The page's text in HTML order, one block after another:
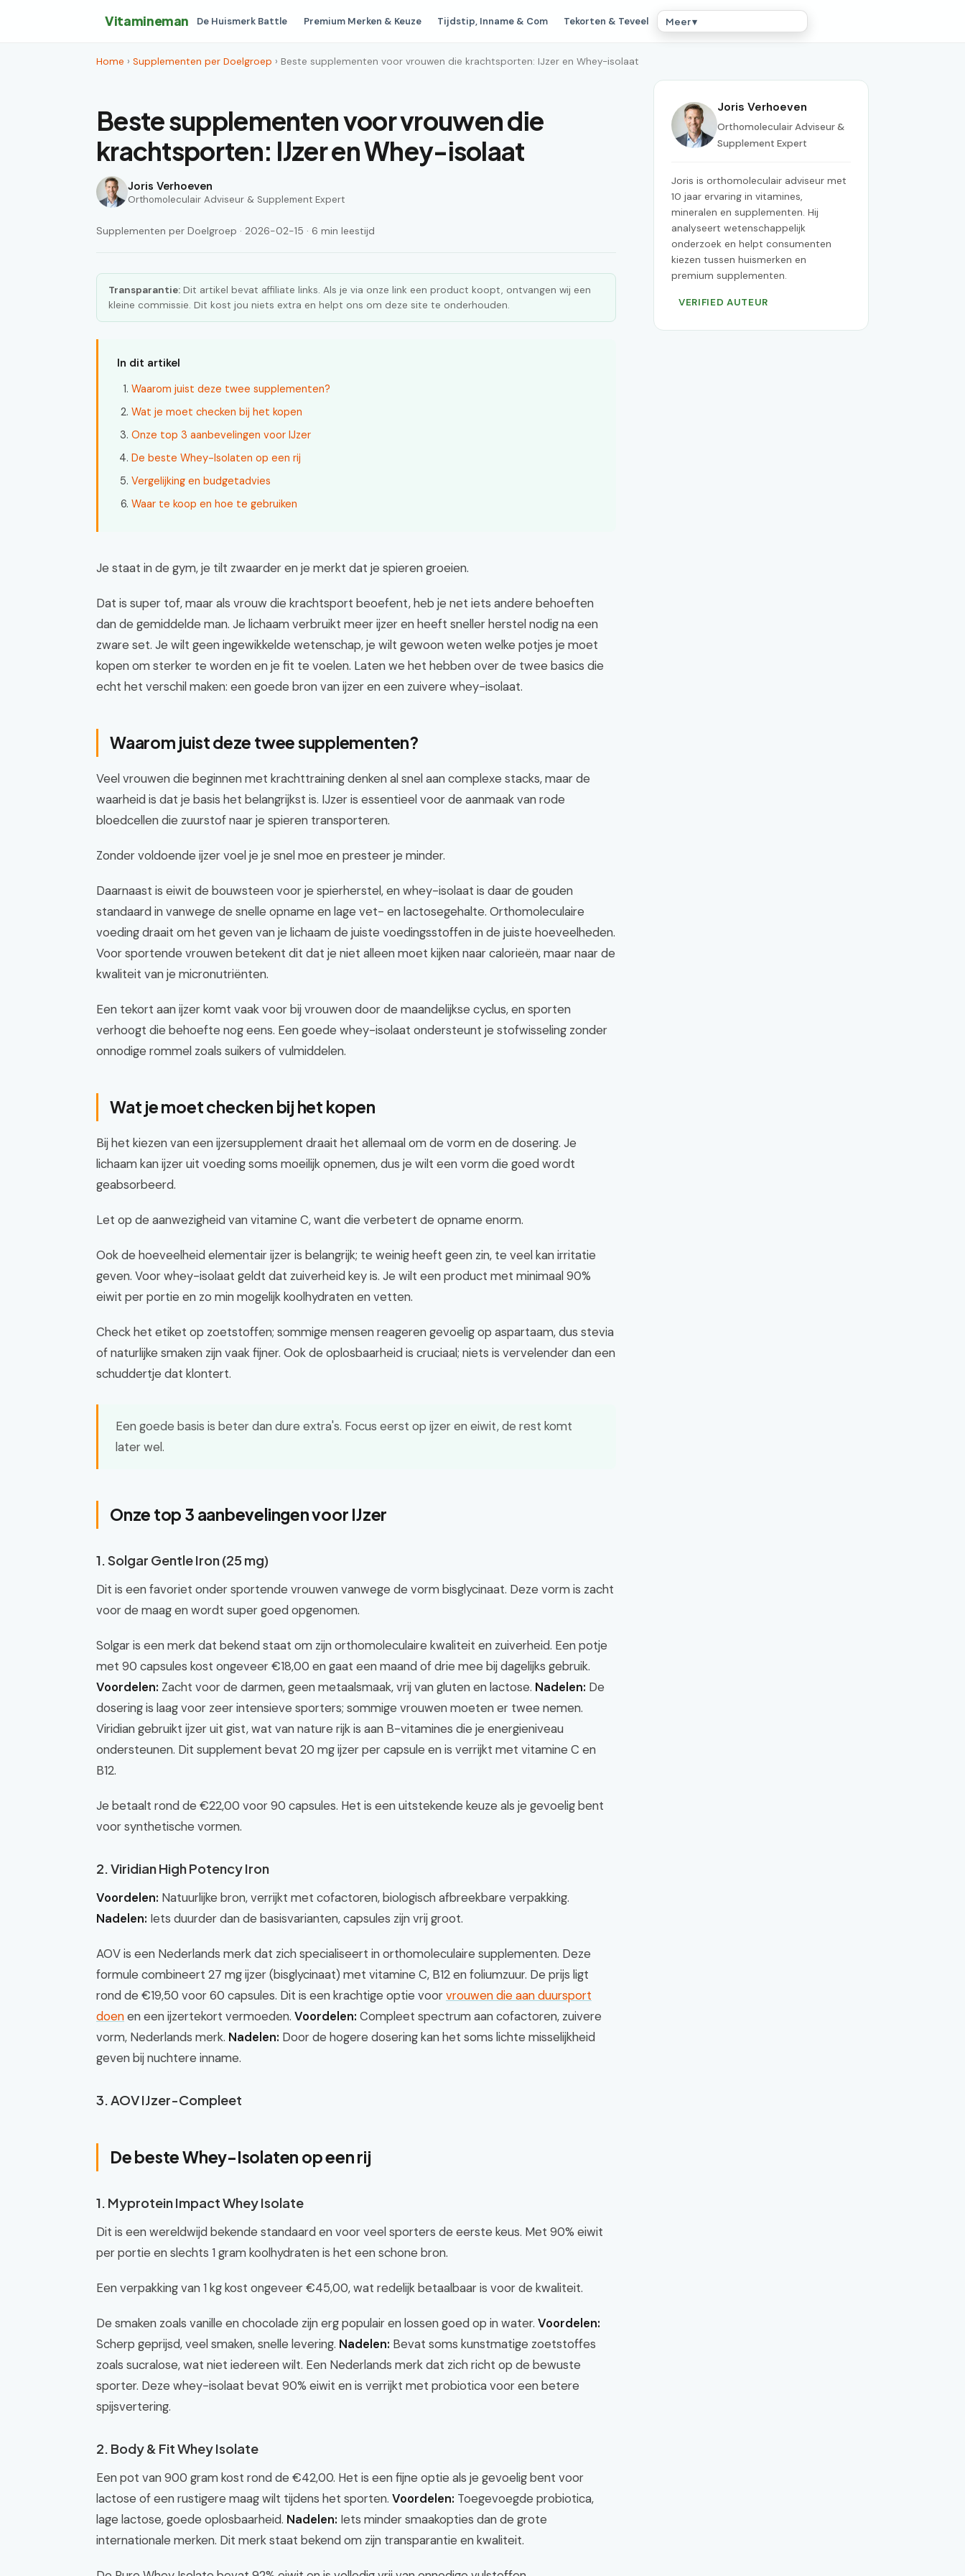
Vitamineman De Huismerk Battle Premium Merken & Keuze Tijdstip, Inname & Com Tekorten & Teveel Meer ▾
Home › Supplementen per Doelgroep › Beste supplementen voor vrouwen die krachtsporten: IJzer en Whey-isolaat
Beste supplementen voor vrouwen die
krachtsporten: IJzer en Whey-isolaat
Joris Verhoeven
Orthomoleculair Adviseur & Supplement Expert
Supplementen per Doelgroep · 2026-02-15 · 6 min leestijd
Transparantie: Dit artikel bevat affiliate links. Als je via onze link een product koopt, ontvangen wij een
kleine commissie. Dit kost jou niets extra en helpt ons om deze site te onderhouden.
In dit artikel
Waarom juist deze twee supplementen?
Wat je moet checken bij het kopen
Onze top 3 aanbevelingen voor IJzer
De beste Whey-Isolaten op een rij
Vergelijking en budgetadvies
Waar te koop en hoe te gebruiken
Je staat in de gym, je tilt zwaarder en je merkt dat je spieren groeien.
Dat is super tof, maar als vrouw die krachtsport beoefent, heb je net iets andere behoeften
dan de gemiddelde man. Je lichaam verbruikt meer ijzer en heeft sneller herstel nodig na een
zware set. Je wilt geen ingewikkelde wetenschap, je wilt gewoon weten welke potjes je moet
kopen om sterker te worden en je fit te voelen. Laten we het hebben over de twee basics die
echt het verschil maken: een goede bron van ijzer en een zuivere whey-isolaat.
Waarom juist deze twee supplementen?
Veel vrouwen die beginnen met krachttraining denken al snel aan complexe stacks, maar de
waarheid is dat je basis het belangrijkst is. IJzer is essentieel voor de aanmaak van rode
bloedcellen die zuurstof naar je spieren transporteren.
Zonder voldoende ijzer voel je je snel moe en presteer je minder.
Daarnaast is eiwit de bouwsteen voor je spierherstel, en whey-isolaat is daar de gouden
standaard in vanwege de snelle opname en lage vet- en lactosegehalte. Orthomoleculaire
voeding draait om het geven van je lichaam de juiste voedingsstoffen in de juiste hoeveelheden.
Voor sportende vrouwen betekent dit dat je niet alleen moet kijken naar calorieën, maar naar de
kwaliteit van je micronutriënten.
Een tekort aan ijzer komt vaak voor bij vrouwen door de maandelijkse cyclus, en sporten
verhoogt die behoefte nog eens. Een goede whey-isolaat ondersteunt je stofwisseling zonder
onnodige rommel zoals suikers of vulmiddelen.
Wat je moet checken bij het kopen
Bij het kiezen van een ijzersupplement draait het allemaal om de vorm en de dosering. Je
lichaam kan ijzer uit voeding soms moeilijk opnemen, dus je wilt een vorm die goed wordt
geabsorbeerd.
Let op de aanwezigheid van vitamine C, want die verbetert de opname enorm.
Ook de hoeveelheid elementair ijzer is belangrijk; te weinig heeft geen zin, te veel kan irritatie
geven. Voor whey-isolaat geldt dat zuiverheid key is. Je wilt een product met minimaal 90%
eiwit per portie en zo min mogelijk koolhydraten en vetten.
Check het etiket op zoetstoffen; sommige mensen reageren gevoelig op aspartaam, dus stevia
of naturlijke smaken zijn vaak fijner. Ook de oplosbaarheid is cruciaal; niets is vervelender dan een
schuddertje dat klontert.
Een goede basis is beter dan dure extra's. Focus eerst op ijzer en eiwit, de rest komt
later wel.
Onze top 3 aanbevelingen voor IJzer
1. Solgar Gentle Iron (25 mg)
Dit is een favoriet onder sportende vrouwen vanwege de vorm bisglycinaat. Deze vorm is zacht
voor de maag en wordt super goed opgenomen.
Solgar is een merk dat bekend staat om zijn orthomoleculaire kwaliteit en zuiverheid. Een potje
met 90 capsules kost ongeveer €18,00 en gaat een maand of drie mee bij dagelijks gebruik.
Voordelen: Zacht voor de darmen, geen metaalsmaak, vrij van gluten en lactose. Nadelen: De
dosering is laag voor zeer intensieve sporters; sommige vrouwen moeten er twee nemen.
Viridian gebruikt ijzer uit gist, wat van nature rijk is aan B-vitamines die je energieniveau
ondersteunen. Dit supplement bevat 20 mg ijzer per capsule en is verrijkt met vitamine C en
B12.
Je betaalt rond de €22,00 voor 90 capsules. Het is een uitstekende keuze als je gevoelig bent
voor synthetische vormen.
2. Viridian High Potency Iron
Voordelen: Natuurlijke bron, verrijkt met cofactoren, biologisch afbreekbare verpakking.
Nadelen: Iets duurder dan de basisvarianten, capsules zijn vrij groot.
AOV is een Nederlands merk dat zich specialiseert in orthomoleculaire supplementen. Deze
formule combineert 27 mg ijzer (bisglycinaat) met vitamine C, B12 en foliumzuur. De prijs ligt
rond de €19,50 voor 60 capsules. Dit is een krachtige optie voorvrouwen die aan duursport
doenen een ijzertekort vermoeden. Voordelen: Compleet spectrum aan cofactoren, zuivere
vorm, Nederlands merk. Nadelen: Door de hogere dosering kan het soms lichte misselijkheid
geven bij nuchtere inname.
3. AOV IJzer-Compleet
De beste Whey-Isolaten op een rij
1. Myprotein Impact Whey Isolate
Dit is een wereldwijd bekende standaard en voor veel sporters de eerste keus. Met 90% eiwit
per portie en slechts 1 gram koolhydraten is het een schone bron.
Een verpakking van 1 kg kost ongeveer €45,00, wat redelijk betaalbaar is voor de kwaliteit.
De smaken zoals vanille en chocolade zijn erg populair en lossen goed op in water. Voordelen:
Scherp geprijsd, veel smaken, snelle levering. Nadelen: Bevat soms kunstmatige zoetstoffes
zoals sucralose, wat niet iedereen wilt. Een Nederlands merk dat zich richt op de bewuste
sporter. Deze whey-isolaat bevat 90% eiwit en is verrijkt met probiotica voor een betere
spijsvertering.
2. Body & Fit Whey Isolate
Een pot van 900 gram kost rond de €42,00. Het is een fijne optie als je gevoelig bent voor
lactose of een rustigere maag wilt tijdens het sporten. Voordelen: Toegevoegde probiotica,
lage lactose, goede oplosbaarheid. Nadelen: Iets minder smaakopties dan de grote
internationale merken. Dit merk staat bekend om zijn transparantie en kwaliteit.
Joris Verhoeven
Orthomoleculair Adviseur &
Supplement Expert
Joris is orthomoleculair adviseur met
10 jaar ervaring in vitamines,
mineralen en supplementen. Hij
analyseert wetenschappelijk
onderzoek en helpt consumenten
kiezen tussen huismerken en
premium supplementen.
VERIFIED AUTEUR